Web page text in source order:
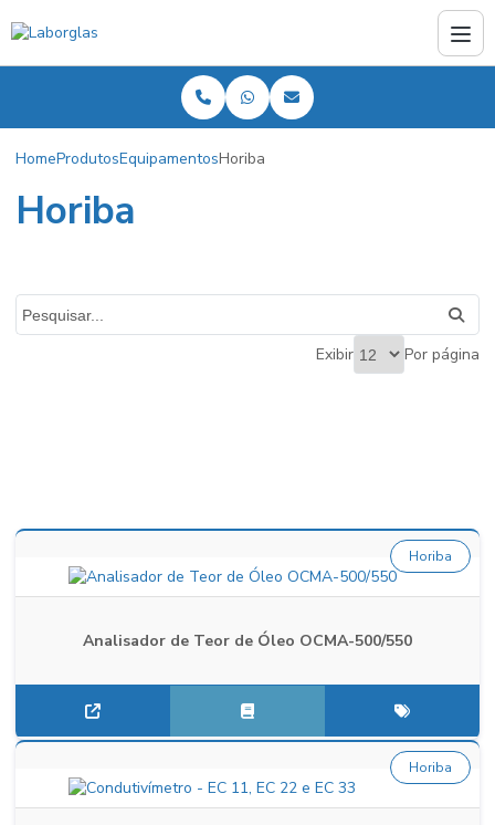
HomeProdutosEquipamentosHoriba
Horiba
Exibir Por página
Analisador de Teor de Óleo OCMA-500/550
Horiba
Horiba